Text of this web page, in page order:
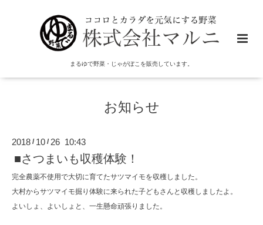
まるゆで野菜・じゃがぼこを販売しています。
お知らせ
2018 / 10 / 26 10:43
■さつまいも収穫体験！
完全農薬不使用で大切に育てたサツマイモを収穫しました。
大村からサツマイモ掘り体験に来られた子どもさんと収穫しましたよ。
よいしょ、よいしょと、一生懸命頑張りました。